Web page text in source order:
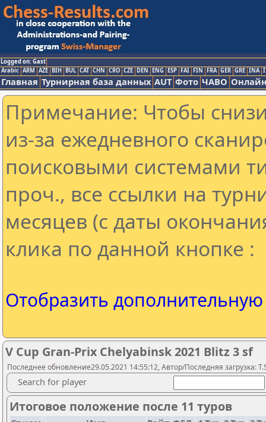
Logged on: Gast
Arabic ARM AZE BIH BUL CAT CHN CRO CZE DEN ENG ESP FAI FIN FRA GER GRE INA
Главная Турнирная база данных AUT Фото ЧАВО
Примечание: Чтобы
из-за ежедневного
поисковыми системами
проч., все ссылки на
месяцев (с даты
клика по данной кнопке :
Отобразить
V Cup Gran-Prix Chelyabinsk 2021 Blitz 3 sf
Последнее обновление29.05.2021 14:55:12, Автор/Последняя загрузка:
Search for player
Итоговое положение после 11 туров